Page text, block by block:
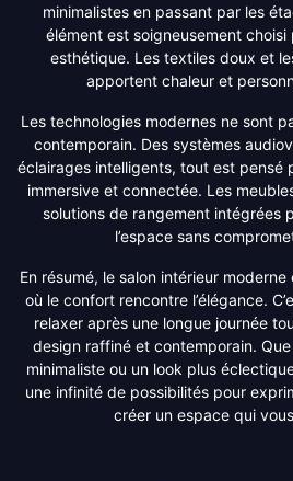
minimalistes en passant par les
élément est soigneusement
esthétique. Les textiles doux et
apportent chaleur et
Les technologies modernes ne sont
contemporain. Des systèmes
éclairages intelligents, tout est pensé
immersive et connectée. Les
solutions de rangement intégrées
l’espace sans
En résumé, le salon intérieur
où le confort rencontre l’élégance.
relaxer après une longue journée
design raffiné et contemporain.
minimaliste ou un look plus
une infinité de possibilités pour
créer un espace qui